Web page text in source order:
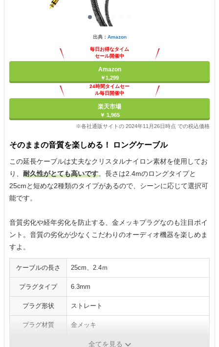
出典： Amazon
毎日お得なタイム
セール開催中
Amazon
￥1,299
24時間タイムセー
ル毎日開催中
楽天市場
￥ 1,965
※各社通販サイトの 2024年11月26日時点 での税込価格
そのままの音質を楽しめる！ ロングケーブル
この延長ケーブルは丈夫なクリスタルナイロン素材を使用してお
り、 耐久性がとても高いです。長さは2.4mのロングタイプと
25cmと短めな2種類のタイプがあるので、シーンに応じて選択可
能です。
音質劣化や経年劣化を防止する、金メッキプラグなのも注目ポイ
ント。音質の劣化が少なくこだわりのオーディオ機器を楽しめま
すよ。
ケーブルの長さ 25cm、2.4ｍ
プラグタイプ 6.3mm
プラグ形状 ストレート
プラグ材質 金メッキ
クリスタルナイロン ほか
全てを見る